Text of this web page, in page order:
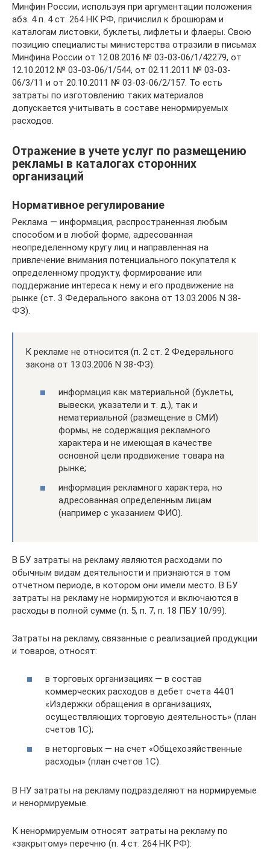
Минфин России, используя при аргументации положения
абз. 4 п. 4 ст. 264 НК РФ, причислил к брошюрам и
каталогам листовки, буклеты, лифлеты и флаеры. Свою
позицию специалисты министерства отразили в письмах
Минфина России от 12.08.2016 № 03-03-06/1/42279, от
12.10.2012 № 03-03-06/1/544, от 02.11.2011 № 03-03-
06/3/11 и от 20.10.2011 № 03-03-06/2/157. То есть
затраты по изготовлению таких материалов
допускается учитывать в составе ненормируемых
расходов.
Отражение в учете услуг по размещению
рекламы в каталогах сторонних
организаций
Нормативное регулирование
Реклама — информация, распространенная любым
способом и в любой форме, адресованная
неопределенному кругу лиц и направленная на
привлечение внимания потенциального покупателя к
определенному продукту, формирование или
поддержание интереса к нему и его продвижение на
рынке (ст. 3 Федерального закона от 13.03.2006 N 38-
ФЗ).
К рекламе не относится (п. 2 ст. 2 Федерального
закона от 13.03.2006 N 38-ФЗ):
информация как материальной (буклеты,
вывески, указатели и т. д.), так и
нематериальной (размещение в СМИ)
формы, не содержащия рекламного
характера и не имеющая в качестве
основной цели продвижение товара на
рынке;
информация рекламного характера, но
адресованная определенным лицам
(например с указанием ФИО).
В БУ затраты на рекламу являются расходами по
обычным видам деятельности и признаются в том
отчетном периоде, в котором они имели место. В БУ
затраты на рекламу не нормируются и включаются в
расходы в полной сумме (п. 5, п. 7, п. 18 ПБУ 10/99).
Затраты на рекламу, связанные с реализацией продукции
и товаров, относят:
в торговых организациях — в состав
коммерческих расходов в дебет счета 44.01
«Издержки обращения в организациях,
осуществляющих торговую деятельность» (план
счетов 1С);
в неторговых — на счет «Общехозяйственные
расходы» (план счетов 1С).
В НУ затраты на рекламу подразделяют на нормируемые
и ненормируемые.
К ненормируемым относят затраты на рекламу по
«закрытому» перечню (п. 4 ст. 264 НК РФ):